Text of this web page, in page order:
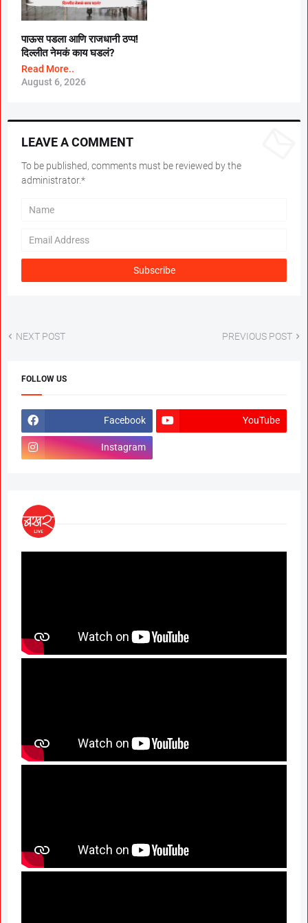
पाऊस पडला आणि राजधानी ठप्प!
दिल्लीत नेमकं काय घडलं?
Read More..
August 6, 2026
LEAVE A COMMENT
To be published, comments must be reviewed by the
administrator.*
NEXT POST PREVIOUS POST
FOLLOW US
Facebook YouTube
Instagram